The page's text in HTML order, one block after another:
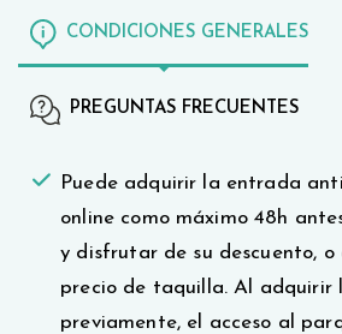
CONDICIONES GENERALES
PREGUNTAS FRECUENTES
Puede adquirir la entrada
online como máximo 48h
y disfrutar de su descuento, o
precio de taquilla. Al adquirir
previamente, el acceso al